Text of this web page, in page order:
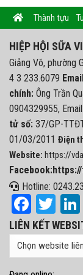
Thành tựu
HIỆP HỘI SỮA
Giảng Võ, phường
4 3 233.6079
chính: Ông Trần
0904329955,
tử số: 37/GP-
01/03/2011 Điện
Website: https://
Hotline:
LIÊN KẾT